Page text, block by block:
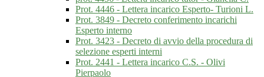
Prot. 4446 - Lettera incarico Esperto- Turioni L.
Prot. 3849 - Decreto conferimento incarichi
Esperto interno
Prot. 3423 - Decreto di avvio della procedura di
selezione esperti interni
Prot. 2441 - Lettera incarico C.S. - Olivi
Pierpaolo